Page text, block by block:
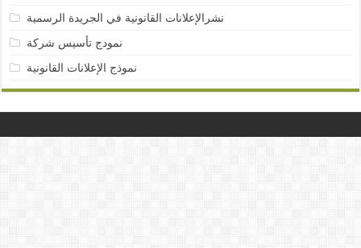
نشرالإعلانات القانونية في الجريدة الرسمية
نمودج تأسيس شركة
نموذج الإعلانات القانونية